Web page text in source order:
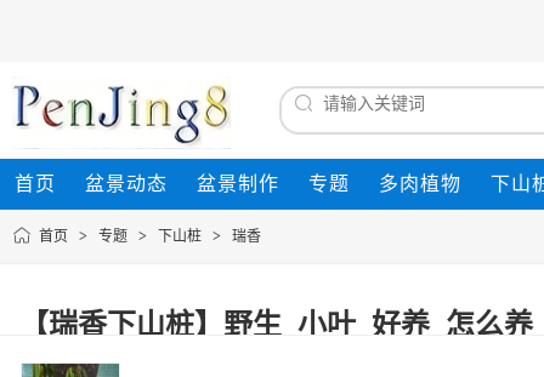
首页 盆景动态 盆景制作 专题 多肉植物 下山
首页 > 专题 > 下山桩 > 瑞香
【瑞香下山桩】野生_小叶_好养_怎么